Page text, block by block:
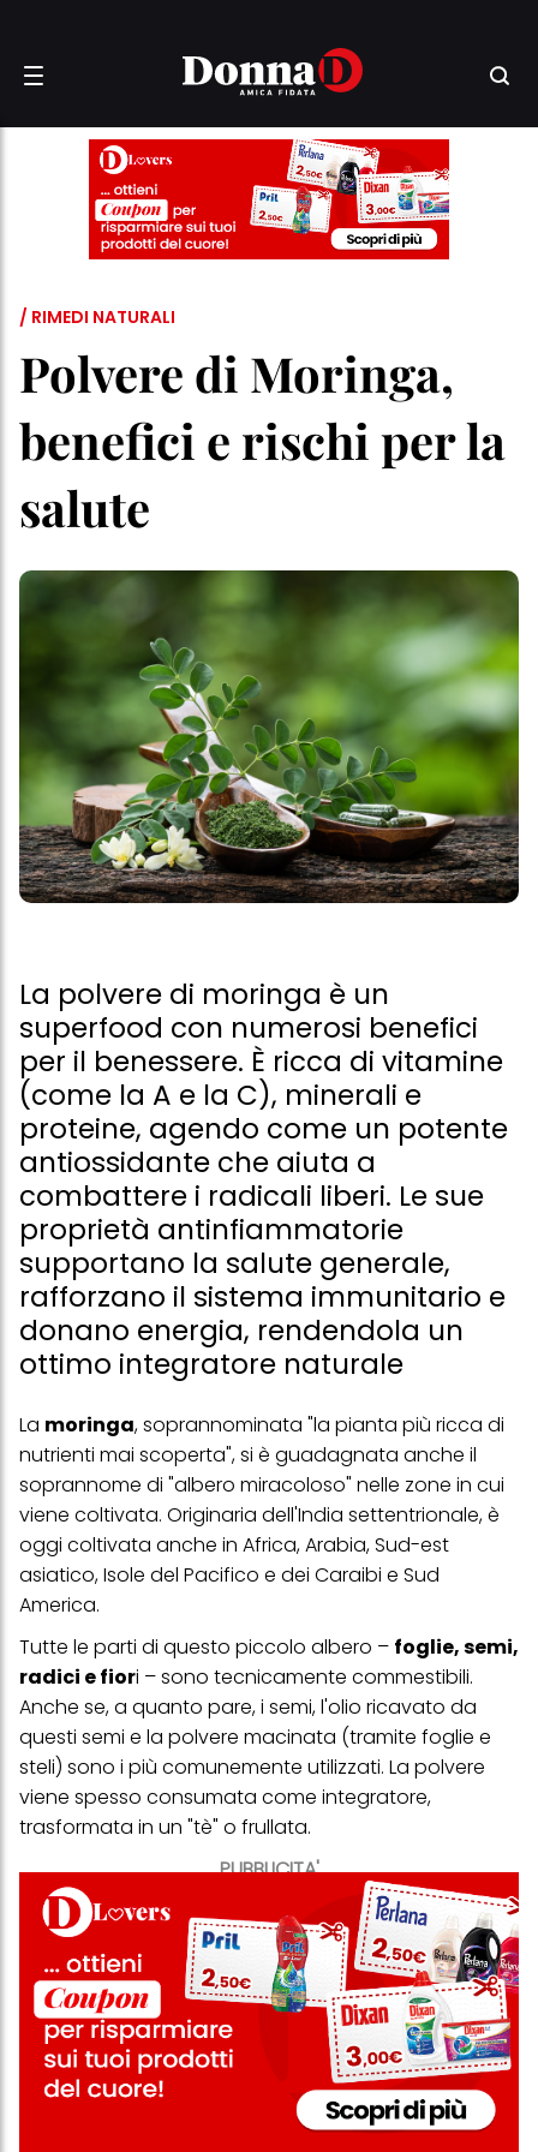
/ RIMEDI NATURALI
Polvere di Moringa,
benefici e rischi per la
salute
La polvere di moringa è un
superfood con numerosi benefici
per il benessere. È ricca di vitamine
(come la A e la C), minerali e
proteine, agendo come un potente
antiossidante che aiuta a
combattere i radicali liberi. Le sue
proprietà antinfiammatorie
supportano la salute generale,
rafforzano il sistema immunitario e
donano energia, rendendola un
ottimo integratore naturale
PUBBLICITA'
La moringa, soprannominata "la pianta più ricca di
nutrienti mai scoperta", si è guadagnata anche il
soprannome di "albero miracoloso" nelle zone in cui
viene coltivata. Originaria dell'India settentrionale, è
oggi coltivata anche in Africa, Arabia, Sud-est
asiatico, Isole del Pacifico e dei Caraibi e Sud
America.
Tutte le parti di questo piccolo albero – foglie, semi,
radici e fiori – sono tecnicamente commestibili.
Anche se, a quanto pare, i semi, l'olio ricavato da
questi semi e la polvere macinata (tramite foglie e
steli) sono i più comunemente utilizzati. La polvere
viene spesso consumata come integratore,
trasformata in un "tè" o frullata.